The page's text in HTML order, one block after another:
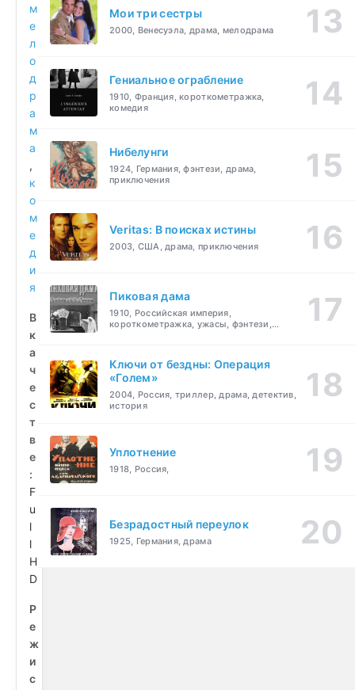
м
е
л
о
д
р
а
м
а
,
к
о
м
е
д
и
я
В
к
а
ч
е
с
т
в
е
:
F
u
l
l
H
D
Р
е
ж
и
с
Мои три сестры
2000, Венесуэла, драма, мелодрама
Гениальное ограбление
1910, Франция, короткометражка,
комедия
Нибелунги
1924, Германия, фэнтези, драма,
приключения
Veritas: В поисках истины
2003, США, драма, приключения
Пиковая дама
1910, Российская империя,
короткометражка, ужасы, фэнтези,
Ключи от бездны: Операция
«Голем»
2004, Россия, триллер, драма, детектив,
история
Уплотнение
1918, Россия,
Безрадостный переулок
1925, Германия, драма